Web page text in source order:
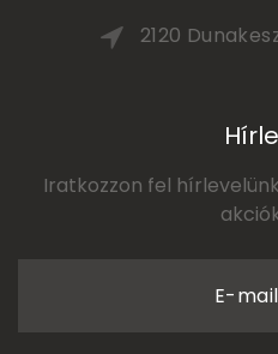
2120
Iratkozzon fel
E-